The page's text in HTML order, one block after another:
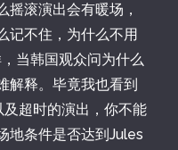
摇滚演出会有暖场，
记不住，为什么不用
当韩国观众问为什么
解释。毕竟我也看到
超时的演出，你不能
地条件是否达到Jules